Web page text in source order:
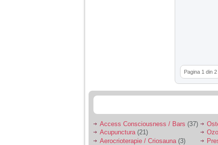
Pagina 1 din 2
Access Consciousness / Bars (37)
Acupunctura(21)
Aerocrioterapie / Criosauna (3)